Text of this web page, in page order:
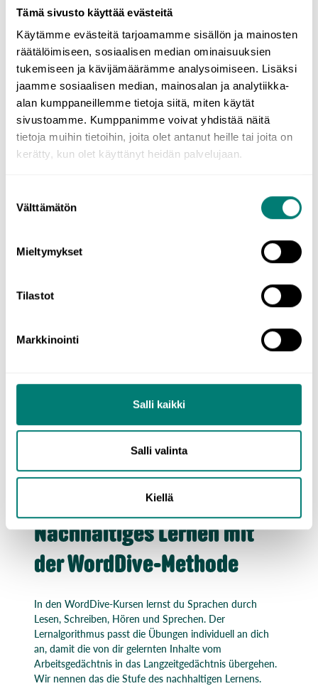
Tämä sivusto käyttää evästeitä
Käytämme evästeitä tarjoamamme sisällön ja mainosten
räätälöimiseen, sosiaalisen median ominaisuuksien
tukemiseen ja kävijämäärämme analysoimiseen. Lisäksi
jaamme sosiaalisen median, mainosalan ja analytiikka-
alan kumppaneillemme tietoja siitä, miten käytät
sivustoamme. Kumppanimme voivat yhdistää näitä
tietoja muihin tietoihin, joita olet antanut heille tai joita on
kerätty, kun olet käyttänyt heidän palvelujaan.
valinta
Välttämätön
Mieltymykset
Tilastot
Markkinointi
Salli kaikki
Salli valinta
Kiellä
mit den zu lernenden Inhalten unterteilt. Alle Materialien
wurden von finnischen Sprachlehrern in Kooperation mit
muttersprachlichen Profis entwickelt. Die Kurse bestehen
aus Vokabelübungen, aber auch aus Satzbildung,
Grammatik sowie Sprachübungen.
Klarer, vorgezeichneter Lernpfad, dem du leicht folgen
kannst. Du musst dich nicht darum kümmern, das
Lernen zu planen – du kannst es einfach genießen!
Kompetenzstufen
Jetzt kaufen
Nachhaltiges Lernen mit
der WordDive-Methode
In den WordDive-Kursen lernst du Sprachen durch
Lesen, Schreiben, Hören und Sprechen. Der
Lernalgorithmus passt die Übungen individuell an dich
an, damit die von dir gelernten Inhalte vom
Arbeitsgedächtnis in das Langzeitgedächtnis übergehen.
Wir nennen das die Stufe des nachhaltigen Lernens.